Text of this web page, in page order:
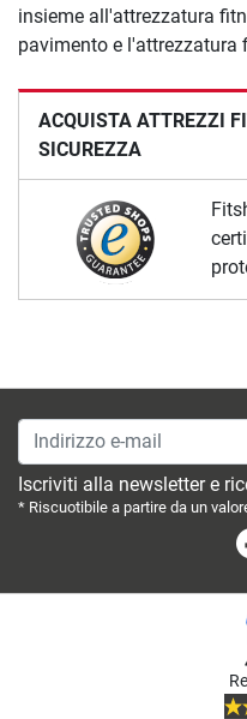
ACQUISTA ATTREZZI
SICUREZZA
insieme all'attrezzatura
pavimento e
Indirizzo e-mail
Iscriviti alla newsletter e
* Riscuotibile a partire da un